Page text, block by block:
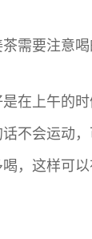
需要注意喝
在上午的
不会运动
，这样可